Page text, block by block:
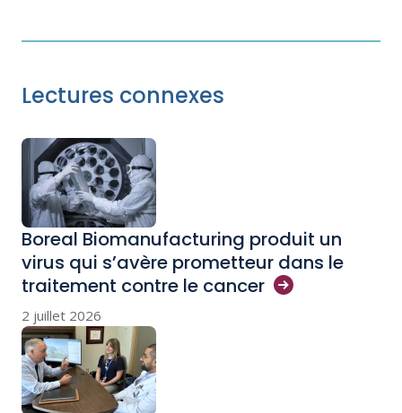
Lectures connexes
Boreal Biomanufacturing produit un
virus qui s’avère prometteur dans le
traitement contre le cancer
2 juillet 2026